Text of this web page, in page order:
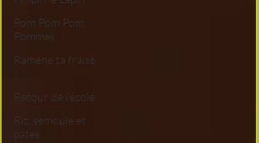
Pom Pom Pom,
Pommes
Ramène ta fraise
Retour de l'école
Riz, semoule et
pâtes